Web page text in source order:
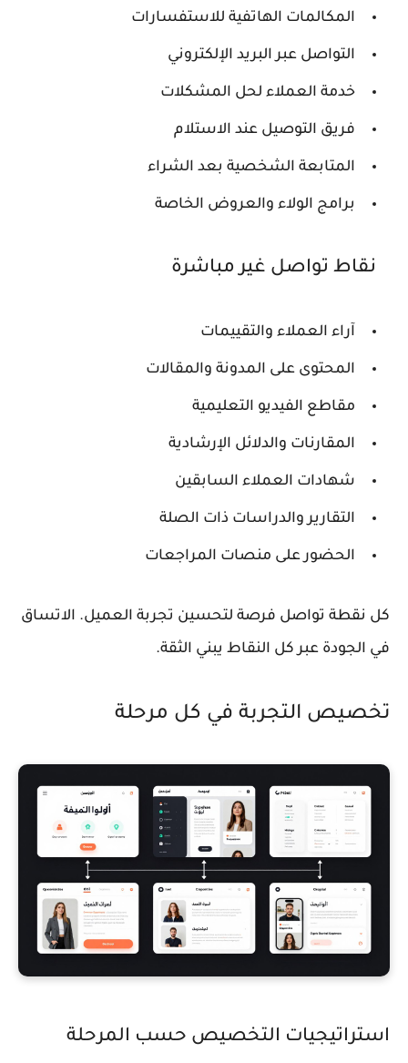
المكالمات الهاتفية للاستفسارات
التواصل عبر البريد الإلكتروني
خدمة العملاء لحل المشكلات
فريق التوصيل عند الاستلام
المتابعة الشخصية بعد الشراء
برامج الولاء والعروض الخاصة
نقاط تواصل غير مباشرة
آراء العملاء والتقييمات
المحتوى على المدونة والمقالات
مقاطع الفيديو التعليمية
المقارنات والدلائل الإرشادية
شهادات العملاء السابقين
التقارير والدراسات ذات الصلة
الحضور على منصات المراجعات
كل نقطة تواصل فرصة لتحسين تجربة العميل. الاتساق
في الجودة عبر كل النقاط يبني الثقة.
تخصيص التجربة في كل مرحلة
استراتيجيات التخصيص حسب المرحلة